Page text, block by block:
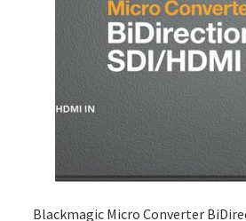
Blackmagic Micro Converter